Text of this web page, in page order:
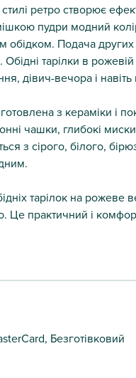
ретро створює
пудри модний
обідком. Подача
Обідні тарілки в
дівич-вечора і навіть
з кераміки і
чашки, глибокі
з сірого, білого,
тарілок на рожеве
Це практичний і
Безготівковий